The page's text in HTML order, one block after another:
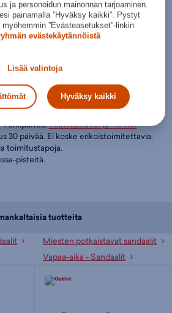
Lisää ostoskoriin
myymälästä
arkipäivää.Toimitustavat ja -hinnat
30 päivää. Ei koske erikoistoimitettavia.
toimitustapoja.
pisteitä.
tuotteita
Miesten potkaistavat sandaalit
Vapaa-aika - Sandaalit
ja personoidun mainonnan tarjoaminen.
painamalla ”Hyväksy kaikki”. Pystyt
”Evästeasetukset”-linkin
evästekäytännöistä
Lisää valintoja
Hyväksy kaikki